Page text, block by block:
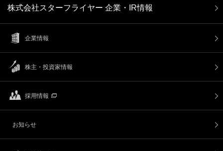
株式会社スターフライヤー 企業・IR情報
企業情報
株主・投資家情報
採用情報
お知らせ